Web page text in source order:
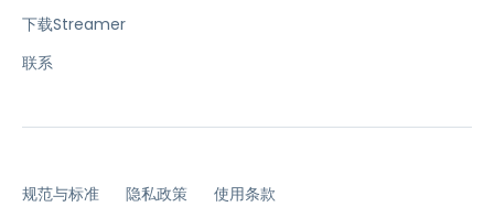
下载Streamer
联系
规范与标准 隐私政策 使用条款